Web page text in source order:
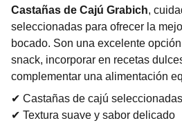
Castañas de Cajú Grabich,
seleccionadas para ofrecer la
bocado. Son una excelente
snack, incorporar en recetas
complementar una alimentación
✔ Castañas de cajú seleccionadas
✔ Textura suave y sabor delicado